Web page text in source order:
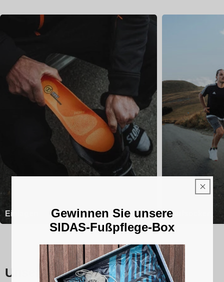
Einlagen Laufsocken
Unsere Sidas-Einlegesohlen
Gewinnen Sie unsere
SIDAS-Fußpflege-Box